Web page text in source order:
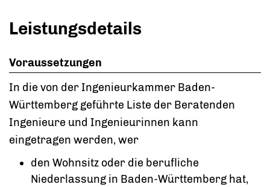
Leistungsdetails
Voraussetzungen
In die von der Ingenieurkammer Baden-
Württemberg geführte Liste der Beratenden
Ingenieure und Ingenieurinnen kann
eingetragen werden, wer
den Wohnsitz oder die berufliche
Niederlassung in Baden-Württemberg hat,